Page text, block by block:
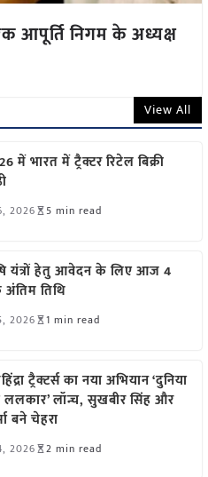
आपूर्ति निगम के अध्यक्ष
View All
में भारत में ट्रैक्टर रिटेल बिक्री
2026 5 min read
यंत्रों हेतु आवेदन के लिए आज 4
तिथि
2026 1 min read
ट्रैक्टर्स का नया अभियान ‘दुनिया
ललकार’ लॉन्च, सुखबीर सिंह और
बने चेहरा
2026 2 min read